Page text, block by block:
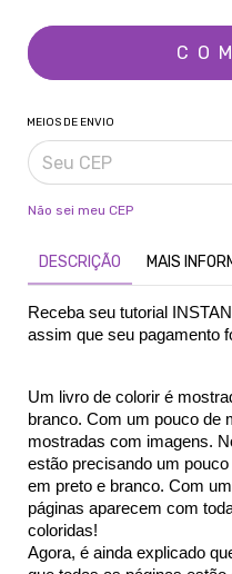
MEIOS DE ENVIO
Não sei meu CEP
DESCRIÇÃO MAIS
Receba seu tutorial
assim que seu pagamento
Um livro de colorir é
branco. Com um pouco de
mostradas com imagens.
estão precisando um
em preto e branco. Com
páginas aparecem com
coloridas!
Agora, é ainda explicado